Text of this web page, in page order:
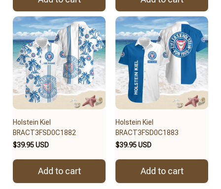
Holstein Kiel
BRACT3FSD0C1882
$39.95 USD
Add to cart
Holstein Kiel
BRACT3FSD0C1883
$39.95 USD
Add to cart